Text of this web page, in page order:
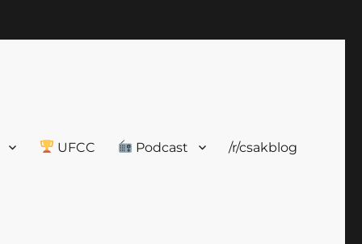
UFCC Podcast /r/csakblog